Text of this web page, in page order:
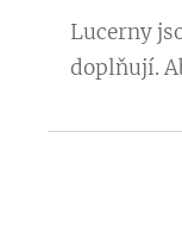
Lucerny
doplňují.